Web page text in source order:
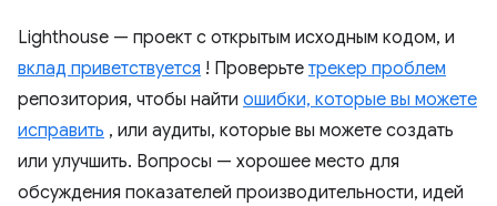
Lighthouse — проект с открытым исходным кодом, и
вклад приветствуется ! Проверьте трекер проблем
репозитория, чтобы найти ошибки, которые вы можете
исправить , или аудиты, которые вы можете создать
или улучшить. Вопросы — хорошее место для
обсуждения показателей производительности, идей